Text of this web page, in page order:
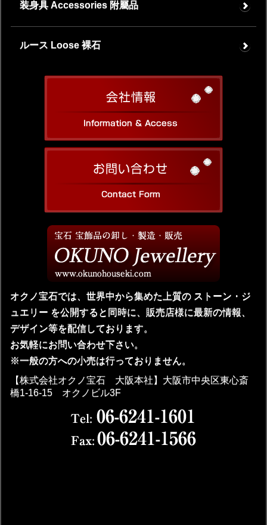
装身具 Accessories 附屬品
ルース Loose 裸石
オクノ宝石では、世界中から集めた上質の ストーン・ジ
ュエリー を公開すると同時に、販売店様に最新の情報、
デザイン等を配信しております。
お気軽にお問い合わせ下さい。
※一般の方への小売は行っておりません。
【株式会社オクノ宝石 大阪本社】大阪市中央区東心斎
橋1-16-15 オクノビル3F